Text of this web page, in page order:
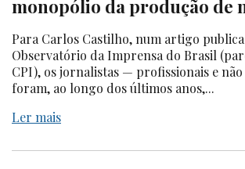
monopólio da produção de
Para Carlos Castilho, num artigo
Observatório da Imprensa do Brasil
CPI), os jornalistas — profissionais e
foram, ao longo dos últimos anos,...
Ler mais